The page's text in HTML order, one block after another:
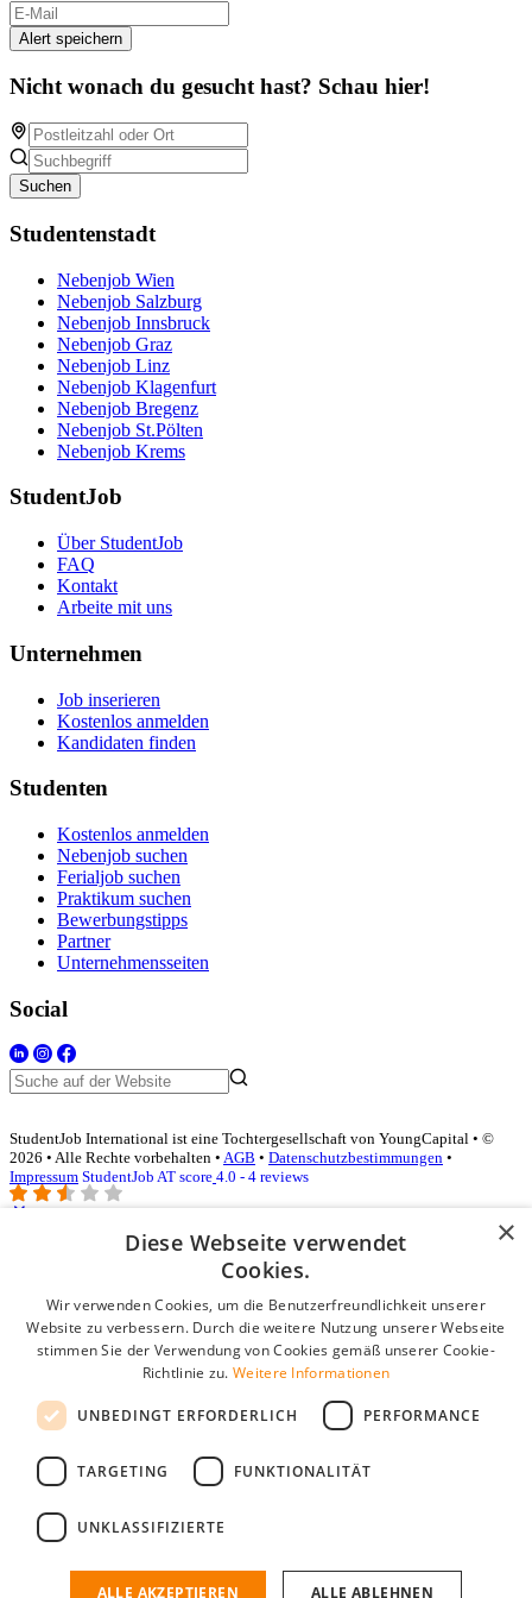
Alert speichern
Nicht wonach du gesucht hast? Schau hier!
Suchen
Studentenstadt
Nebenjob Wien
Nebenjob Salzburg
Nebenjob Innsbruck
Nebenjob Graz
Nebenjob Linz
Nebenjob Klagenfurt
Nebenjob Bregenz
Nebenjob St.Pölten
Nebenjob Krems
StudentJob
Über StudentJob
FAQ
Kontakt
Arbeite mit uns
Unternehmen
Job inserieren
Kostenlos anmelden
Kandidaten finden
Studenten
Kostenlos anmelden
Nebenjob suchen
Ferialjob suchen
Praktikum suchen
Bewerbungstipps
Partner
Unternehmensseiten
Social
StudentJob International ist eine Tochtergesellschaft von YoungCapital • ©
2026 • Alle Rechte vorbehalten • AGB • Datenschutzbestimmungen •
Impressum StudentJob AT score 4.0 - 4 reviews
Login für Unternehmen
E-Mail*
Passwort
Angemeldet bleiben
Passwort vergessen?
Kostenloses Unternehmensprofil
Wenn Sie sich registriert haben, können Sie ein Unternehmensprofil
passenden Mitarbeiter zu finden.
×
Diese Webseite verwendet
Cookies.
Wir verwenden Cookies, um die Benutzerfreundlichkeit unserer
Website zu verbessern. Durch die weitere Nutzung unserer Webseite
stimmen Sie der Verwendung von Cookies gemäß unserer Cookie-
Richtlinie zu. Weitere Informationen
UNBEDINGT ERFORDERLICH PERFORMANCE
TARGETING FUNKTIONALITÄT
UNKLASSIFIZIERTE
ALLE AKZEPTIEREN ALLE ABLEHNEN